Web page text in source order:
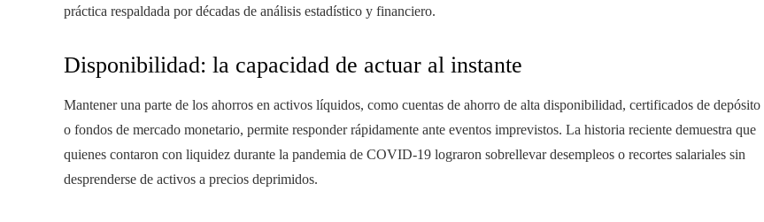
práctica respaldada por décadas de análisis estadístico y financiero.
Disponibilidad: la capacidad de actuar al instante
Mantener una parte de los ahorros en activos líquidos, como cuentas de ahorro de alta disponibilidad, certificados de depósito
o fondos de mercado monetario, permite responder rápidamente ante eventos imprevistos. La historia reciente demuestra que
quienes contaron con liquidez durante la pandemia de COVID-19 lograron sobrellevar desempleos o recortes salariales sin
desprenderse de activos a precios deprimidos.